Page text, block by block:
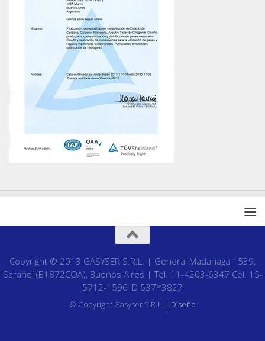
Copyright © 2013 GASYSER S.R.L. | General Madariaga 1539,
Sarandí (B1872COA), Buenos Aires | Tel. 11-4203-6347 Cel. 15-
5712-1596 ID 537*3827
© Copyright Gasyser S.R.L. | Diseño